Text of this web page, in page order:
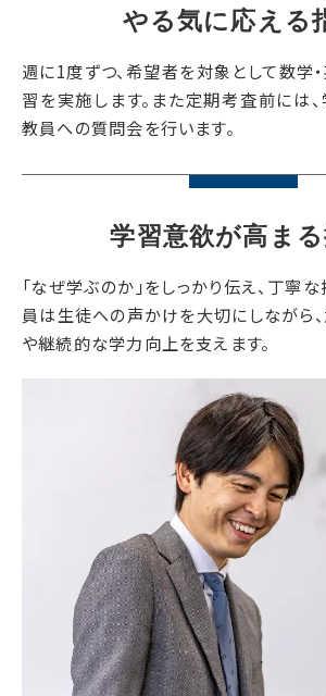
やる気に応える
週に1度ずつ、希望者を対象として数学
習を実施します。また定期考査前には
教員への質問会を行います。
学習意欲が高ま
「なぜ学ぶのか」をしっかり伝え、丁寧
員は生徒への声かけを大切にしながら
や継続的な学力向上を支えます。